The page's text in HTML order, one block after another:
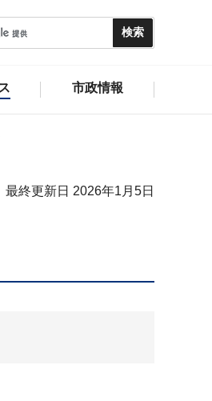
市政情報
最終更新日 2026年1月5日